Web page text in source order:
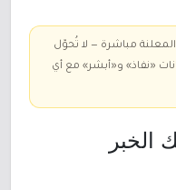
مباشرة — لا تُحوّل
«نفاذ» و«أبشر» مع أي
الخبر